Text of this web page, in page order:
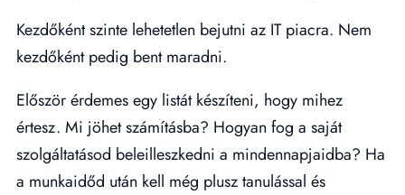
Kezdőként szinte lehetetlen bejutni az IT piacra. Nem
kezdőként pedig bent maradni.
Először érdemes egy listát készíteni, hogy mihez
értesz. Mi jöhet számításba? Hogyan fog a saját
szolgáltatásod beleilleszkedni a mindennapjaidba? Ha
a munkaidőd után kell még plusz tanulással és